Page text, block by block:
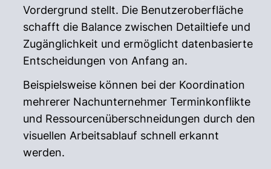
Vordergrund stellt. Die Benutzeroberfläche
schafft die Balance zwischen Detailtiefe und
Zugänglichkeit und ermöglicht datenbasierte
Entscheidungen von Anfang an.
Beispielsweise können bei der Koordination
mehrerer Nachunternehmer Terminkonflikte
und Ressourcenüberschneidungen durch den
visuellen Arbeitsablauf schnell erkannt
werden.